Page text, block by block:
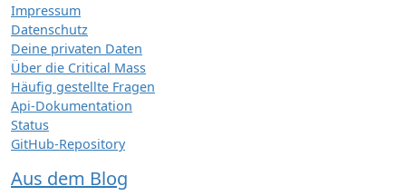
Impressum
Datenschutz
Deine privaten Daten
Über die Critical Mass
Häufig gestellte Fragen
Api-Dokumentation
Status
GitHub-Repository
Aus dem Blog